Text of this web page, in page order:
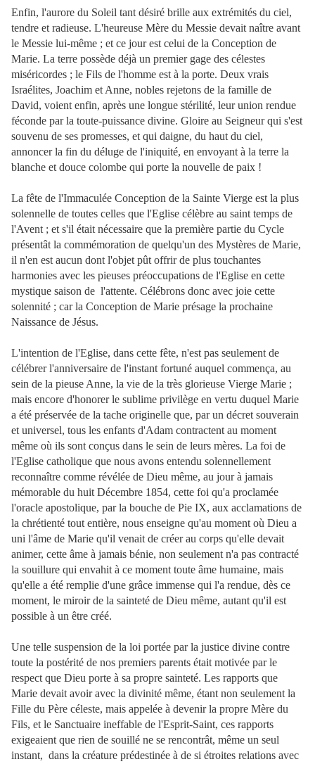
Enfin, l'aurore du Soleil tant désiré brille aux extrémités du ciel,
tendre et radieuse. L'heureuse Mère du Messie devait naître avant
le Messie lui-même ; et ce jour est celui de la Conception de
Marie. La terre possède déjà un premier gage des célestes
miséricordes ; le Fils de l'homme est à la porte. Deux vrais
Israélites, Joachim et Anne, nobles rejetons de la famille de
David, voient enfin, après une longue stérilité, leur union rendue
féconde par la toute-puissance divine. Gloire au Seigneur qui s'est
souvenu de ses promesses, et qui daigne, du haut du ciel,
annoncer la fin du déluge de l'iniquité, en envoyant à la terre la
blanche et douce colombe qui porte la nouvelle de paix !
La fête de l'Immaculée Conception de la Sainte Vierge est la plus
solennelle de toutes celles que l'Eglise célèbre au saint temps de
l'Avent ; et s'il était nécessaire que la première partie du Cycle
présentât la commémoration de quelqu'un des Mystères de Marie,
il n'en est aucun dont l'objet pût offrir de plus touchantes
harmonies avec les pieuses préoccupations de l'Eglise en cette
mystique saison de l'attente. Célébrons donc avec joie cette
solennité ; car la Conception de Marie présage la prochaine
Naissance de Jésus.
L'intention de l'Eglise, dans cette fête, n'est pas seulement de
célébrer l'anniversaire de l'instant fortuné auquel commença, au
sein de la pieuse Anne, la vie de la très glorieuse Vierge Marie ;
mais encore d'honorer le sublime privilège en vertu duquel Marie
a été préservée de la tache originelle que, par un décret souverain
et universel, tous les enfants d'Adam contractent au moment
même où ils sont conçus dans le sein de leurs mères. La foi de
l'Eglise catholique que nous avons entendu solennellement
reconnaître comme révélée de Dieu même, au jour à jamais
mémorable du huit Décembre 1854, cette foi qu'a proclamée
l'oracle apostolique, par la bouche de Pie IX, aux acclamations de
la chrétienté tout entière, nous enseigne qu'au moment où Dieu a
uni l'âme de Marie qu'il venait de créer au corps qu'elle devait
animer, cette âme à jamais bénie, non seulement n'a pas contracté
la souillure qui envahit à ce moment toute âme humaine, mais
qu'elle a été remplie d'une grâce immense qui l'a rendue, dès ce
moment, le miroir de la sainteté de Dieu même, autant qu'il est
possible à un être créé.
Une telle suspension de la loi portée par la justice divine contre
toute la postérité de nos premiers parents était motivée par le
respect que Dieu porte à sa propre sainteté. Les rapports que
Marie devait avoir avec la divinité même, étant non seulement la
Fille du Père céleste, mais appelée à devenir la propre Mère du
Fils, et le Sanctuaire ineffable de l'Esprit-Saint, ces rapports
exigeaient que rien de souillé ne se rencontrât, même un seul
instant, dans la créature prédestinée à de si étroites relations avec